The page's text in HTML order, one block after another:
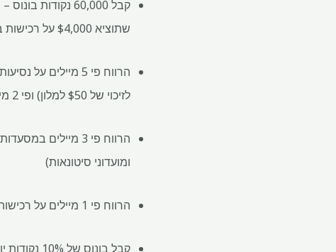
שתוציא $4,000 על רכישות ב-3 החודשים הראשונים לפתיחת החשבון
לזיכוי של $50 למלון) ופי 2 מיילים בכל נסיעות אחרות
ומועדוני סיטונאות)
הרווח פי 1 מיילים על רכישות כלליות
קבל בונוס של 10% נקודות יום השנה